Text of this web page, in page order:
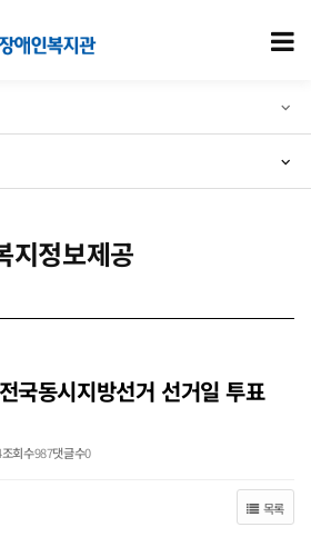
거 선거일 투표 순서 안내 > 복지정보제공
지정보제공
국동시지방선거 선거일 투표
조회수987댓글수0
목록